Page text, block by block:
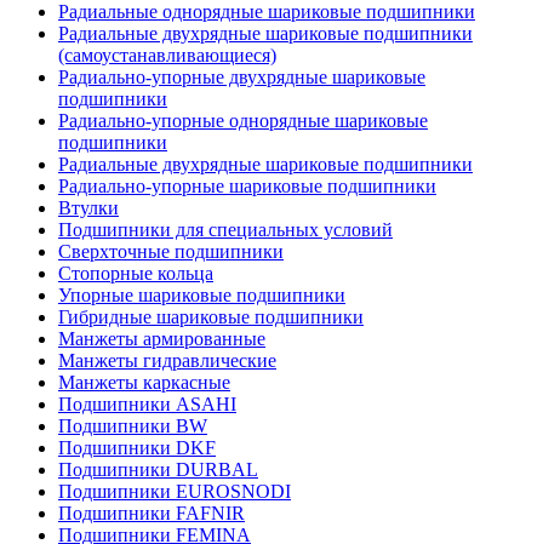
Радиальные однорядные шариковые подшипники
Радиальные двухрядные шариковые подшипники
(самоустанавливающиеся)
Радиально-упорные двухрядные шариковые
подшипники
Радиально-упорные однорядные шариковые
подшипники
Радиальные двухрядные шариковые подшипники
Радиально-упорные шариковые подшипники
Втулки
Подшипники для специальных условий
Сверхточные подшипники
Стопорные кольца
Упорные шариковые подшипники
Гибридные шариковые подшипники
Манжеты армированные
Манжеты гидравлические
Манжеты каркасные
Подшипники ASAHI
Подшипники BW
Подшипники DKF
Подшипники DURBAL
Подшипники EUROSNODI
Подшипники FAFNIR
Подшипники FEMINA